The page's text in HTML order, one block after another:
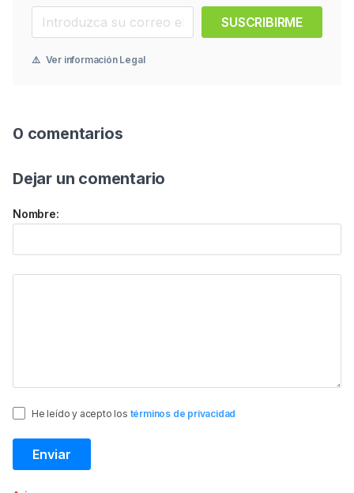
SUSCRIBIRME
⚠️ Ver información Legal
0 comentarios
Dejar un comentario
Nombre:
He leído y acepto los términos de privacidad